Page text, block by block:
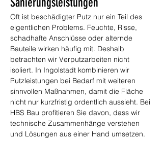
Oft ist beschädigter Putz nur ein Teil des
eigentlichen Problems. Feuchte, Risse,
schadhafte Anschlüsse oder alternde
Bauteile wirken häufig mit. Deshalb
betrachten wir Verputzarbeiten nicht
isoliert. In Ingolstadt kombinieren wir
Putzleistungen bei Bedarf mit weiteren
sinnvollen Maßnahmen, damit die Fläche
nicht nur kurzfristig ordentlich aussieht. Bei
HBS Bau profitieren Sie davon, dass wir
technische Zusammenhänge verstehen
und Lösungen aus einer Hand umsetzen.